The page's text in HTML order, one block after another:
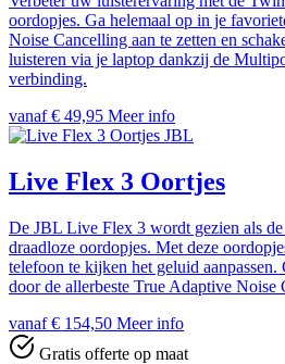
oordopjes. Ga helemaal op in je
Noise Cancelling aan te zetten en
luisteren via je laptop dankzij de
verbinding.
vanaf € 49,95 Meer info
JBL
Live Flex 3 Oortjes
De JBL Live Flex 3 wordt gezien als de
draadloze oordopjes. Met deze
telefoon te kijken het geluid
door de allerbeste True Adaptive Noise
vanaf € 154,50 Meer info
Gratis offerte op maat